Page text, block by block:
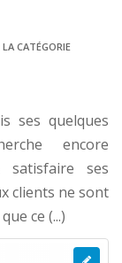
CATÉGORIE
ses quelques
encore
satisfaire ses
clients ne sont
ce (...)